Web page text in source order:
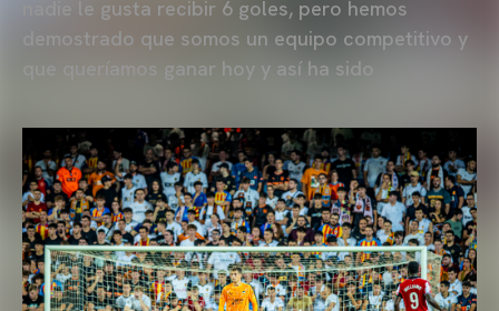
nadie le gusta recibir 6 goles, pero hemos
demostrado que somos un equipo competitivo y
que queríamos ganar hoy y así ha sido